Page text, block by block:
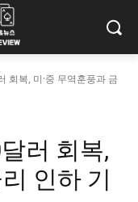
회복, 미·중 무역훈풍과 금
러 회복,
인하 기